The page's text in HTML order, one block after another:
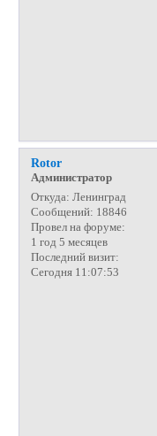
Rotor
Администратор
Откуда: Ленинград
Сообщений: 18846
Провел на форуме:
1 год 5 месяцев
Последний визит:
Сегодня 11:07:53